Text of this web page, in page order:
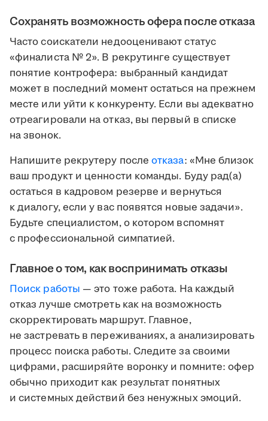
Сохранять возможность офера после отказа
Часто соискатели недооценивают статус
«финалиста № 2». В рекрутинге существует
понятие контрофера: выбранный кандидат
может в последний момент остаться на прежнем
месте или уйти к конкуренту. Если вы адекватно
отреагировали на отказ, вы первый в списке
на звонок.
Напишите рекрутеру послеотказа: «Мне близок
ваш продукт и ценности команды. Буду рад(а)
остаться в кадровом резерве и вернуться
к диалогу, если у вас появятся новые задачи».
Будьте специалистом, о котором вспомнят
с профессиональной симпатией.
Главное о том, как воспринимать отказы
Поиск работы — это тоже работа. На каждый
отказ лучше смотреть как на возможность
скорректировать маршрут. Главное,
не застревать в переживаниях, а анализировать
процесс поиска работы. Следите за своими
цифрами, расширяйте воронку и помните: офер
обычно приходит как результат понятных
и системных действий без ненужных эмоций.